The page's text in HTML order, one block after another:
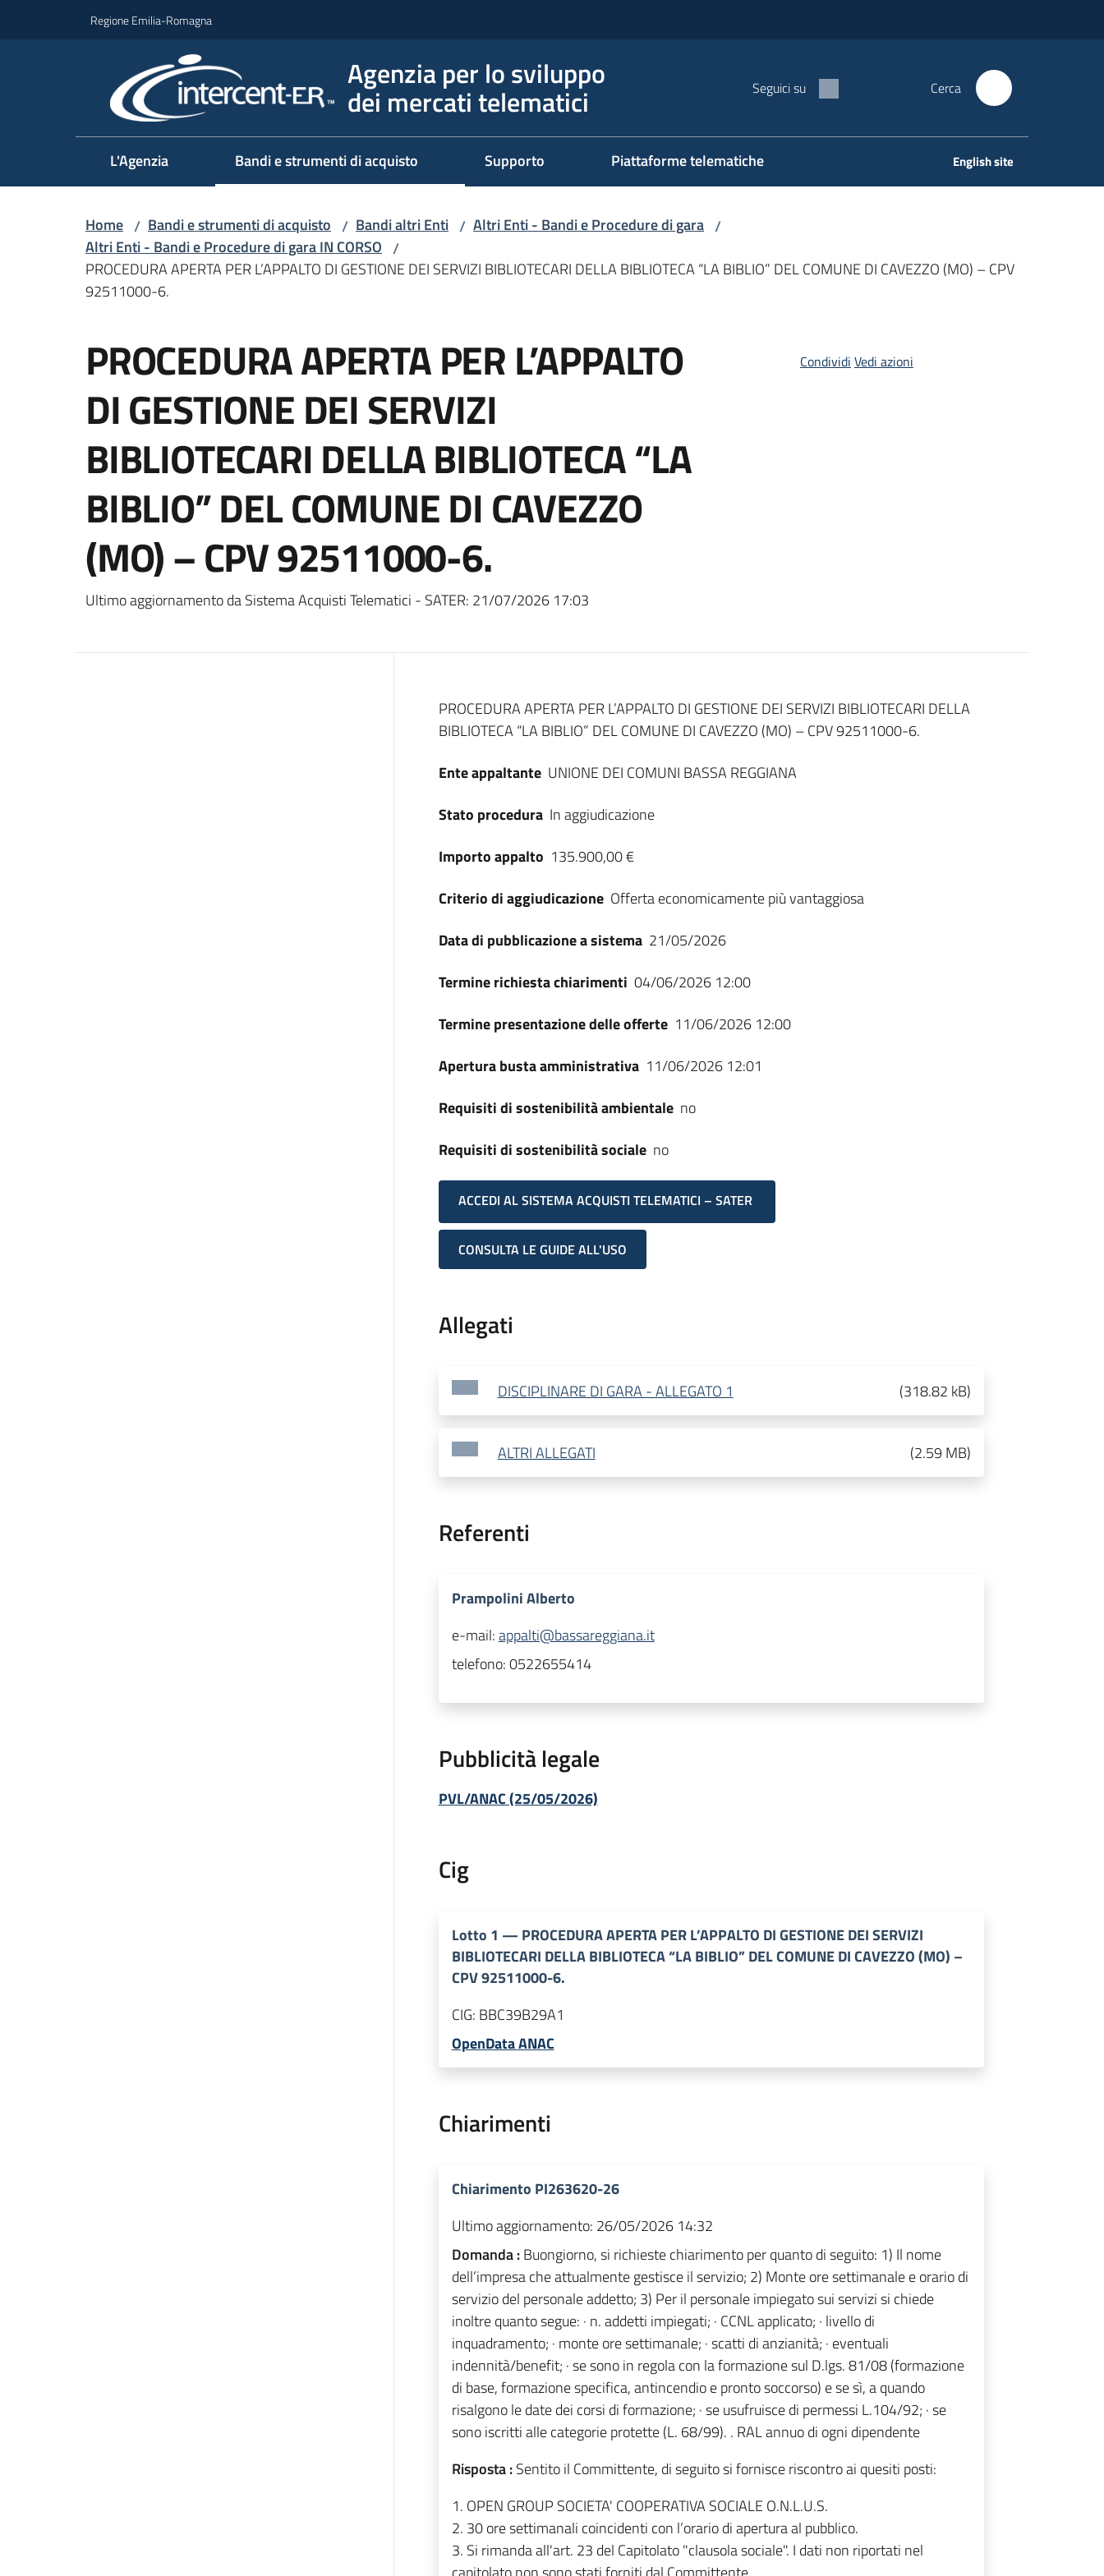
Regione Emilia-Romagna
Agenzia per lo sviluppo
dei mercati telematici Seguici su Cerca
L'Agenzia Bandi e strumenti di acquisto Supporto Piattaforme telematiche English site
Home / Bandi e strumenti di acquisto / Bandi altri Enti / Altri Enti - Bandi e Procedure di gara /
Altri Enti - Bandi e Procedure di gara IN CORSO /
PROCEDURA APERTA PER L’APPALTO DI GESTIONE DEI SERVIZI BIBLIOTECARI DELLA BIBLIOTECA “LA BIBLIO” DEL COMUNE DI CAVEZZO (MO) – CPV
92511000-6.
PROCEDURA APERTA PER L’APPALTO
DI GESTIONE DEI SERVIZI
BIBLIOTECARI DELLA BIBLIOTECA “LA
BIBLIO” DEL COMUNE DI CAVEZZO
(MO) – CPV 92511000-6.
Ultimo aggiornamento da Sistema Acquisti Telematici - SATER: 21/07/2026 17:03
Condividi Vedi azioni
Dati del bando
PROCEDURA APERTA PER L’APPALTO DI GESTIONE DEI SERVIZI BIBLIOTECARI DELLA
BIBLIOTECA “LA BIBLIO” DEL COMUNE DI CAVEZZO (MO) – CPV 92511000-6.
Ente appaltante UNIONE DEI COMUNI BASSA REGGIANA
Stato procedura In aggiudicazione
Importo appalto 135.900,00 €
Criterio di aggiudicazione Offerta economicamente più vantaggiosa
Data di pubblicazione a sistema 21/05/2026
Termine richiesta chiarimenti 04/06/2026 12:00
Termine presentazione delle offerte 11/06/2026 12:00
Apertura busta amministrativa 11/06/2026 12:01
Requisiti di sostenibilità ambientale no
Requisiti di sostenibilità sociale no
ACCEDI AL SISTEMA ACQUISTI TELEMATICI – SATER
CONSULTA LE GUIDE ALL'USO
Allegati
DISCIPLINARE DI GARA - ALLEGATO 1 (318.82 kB)
ALTRI ALLEGATI (2.59 MB)
Referenti
Prampolini Alberto
e-mail:appalti@bassareggiana.it
telefono:0522655414
Pubblicità legale
PVL/ANAC (25/05/2026)
Cig
Lotto 1 — PROCEDURA APERTA PER L’APPALTO DI GESTIONE DEI SERVIZI
BIBLIOTECARI DELLA BIBLIOTECA “LA BIBLIO” DEL COMUNE DI CAVEZZO (MO) –
CPV 92511000-6.
CIG: BBC39B29A1
OpenData ANAC
Chiarimenti
Chiarimento PI263620-26
Ultimo aggiornamento: 26/05/2026 14:32
Domanda :Buongiorno, si richieste chiarimento per quanto di seguito: 1) Il nome
dell’impresa che attualmente gestisce il servizio; 2) Monte ore settimanale e orario di
servizio del personale addetto; 3) Per il personale impiegato sui servizi si chiede
inoltre quanto segue: · n. addetti impiegati; · CCNL applicato; · livello di
inquadramento; · monte ore settimanale; · scatti di anzianità; · eventuali
indennità/benefit; · se sono in regola con la formazione sul D.lgs. 81/08 (formazione
di base, formazione specifica, antincendio e pronto soccorso) e se sì, a quando
risalgono le date dei corsi di formazione; · se usufruisce di permessi L.104/92; · se
sono iscritti alle categorie protette (L. 68/99). . RAL annuo di ogni dipendente
Risposta :Sentito il Committente, di seguito si fornisce riscontro ai quesiti posti:
1. OPEN GROUP SOCIETA' COOPERATIVA SOCIALE O.N.L.U.S.
2. 30 ore settimanali coincidenti con l’orario di apertura al pubblico.
3. Si rimanda all'art. 23 del Capitolato "clausola sociale". I dati non riportati nel